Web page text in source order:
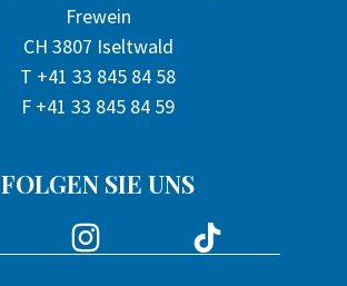
Frewein
CH 3807 Iseltwald
T +41 33 845 84 58
F +41 33 845 84 59
FOLGEN SIE UNS